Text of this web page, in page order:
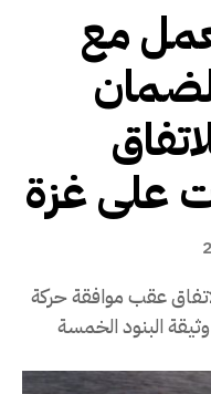
مع
لضمان
على غزة
عقب موافقة حركة
البنود الخمسة